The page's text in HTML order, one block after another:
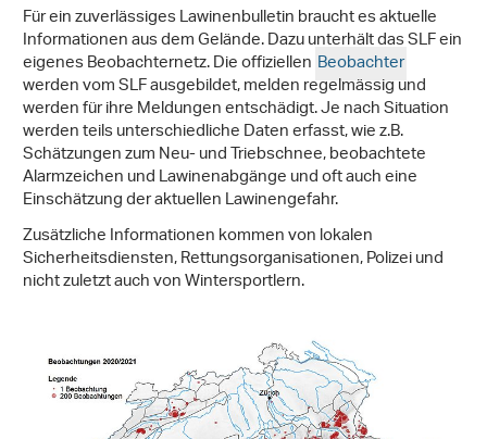
Für ein zuverlässiges Lawinenbulletin braucht es aktuelle
Informationen aus dem Gelände. Dazu unterhält das SLF ein
eigenes Beobachternetz. Die offiziellen Beobachter
werden vom SLF ausgebildet, melden regelmässig und
werden für ihre Meldungen entschädigt. Je nach Situation
werden teils unterschiedliche Daten erfasst, wie z.B.
Schätzungen zum Neu- und Triebschnee, beobachtete
Alarmzeichen und Lawinenabgänge und oft auch eine
Einschätzung der aktuellen Lawinengefahr.
Zusätzliche Informationen kommen von lokalen
Sicherheitsdiensten, Rettungsorganisationen, Polizei und
nicht zuletzt auch von Wintersportlern.